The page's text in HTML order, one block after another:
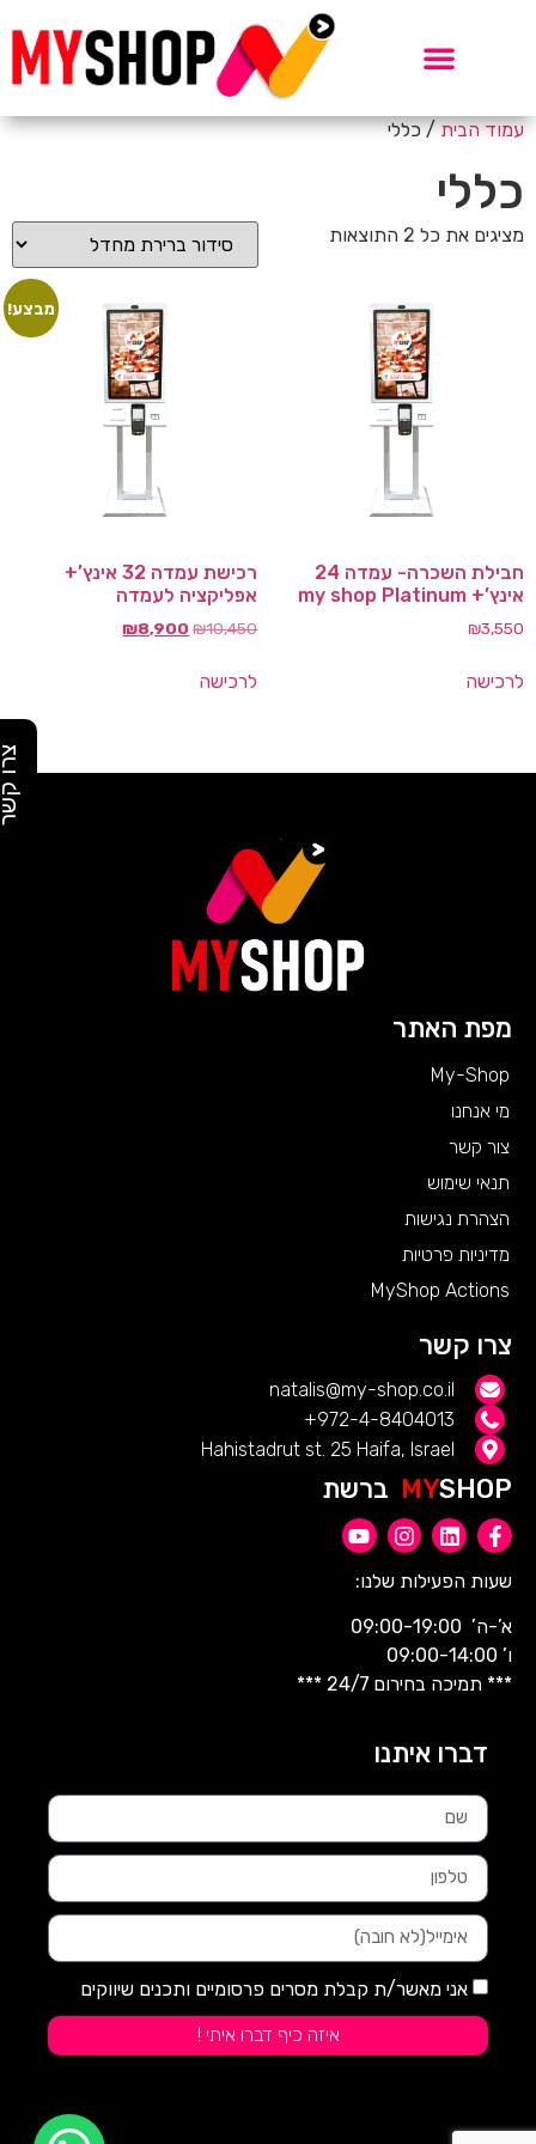
עמוד הבית/ כללי
כללי
מציגים את כל ⁦2⁩ התוצאות
חבילת השכרה- עמדה 24
אינץ’+ my shop Platinum
₪3,550
לרכישה
מבצע!
רכישת עמדה 32 אינץ’+
אפליקציה לעמדה
₪10,450
₪8,900
לרכישה
מפת האתר
My-Shop
מי אנחנו
צור קשר
תנאי שימוש
הצהרת נגישות
מדיניות פרטיות
MyShop Actions
צרו קשר
natalis@my-shop.co.il
972-4-8404013+
Hahistadrut st. 25 Haifa, Israel
MYSHOP ברשת
שעות הפעילות שלנו:
א’-ה’ 09:00-19:00
ו’ 09:00-14:00
*** תמיכה בחירום 24/7 ***
דברו איתנו
אני מאשר/ת קבלת מסרים פרסומיים ותכנים שיווקים
איזה כיף דברו איתי !